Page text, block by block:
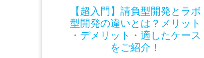
【超入門】請負型開発とラボ
型開発の違いとは？メリット
・デメリット・適したケース
をご紹介！